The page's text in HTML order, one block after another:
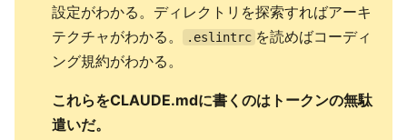
設定がわかる。ディレクトリを探索すればアーキ
テクチャがわかる。
.eslintrc を読めばコーディ
ング規約がわかる。
これらをCLAUDE.mdに書くのはトークンの無駄
遣いだ。